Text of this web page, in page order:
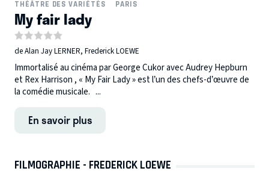
THÉÂTRE DES VARIÉTÉS
PARIS
My fair lady
de Alan Jay LERNER, Frederick LOEWE
Immortalisé au cinéma par George Cukor avec Audrey Hepburn
et Rex Harrison , « My Fair Lady » est l’un des chefs-d’œuvre de
la comédie musicale. ...
En savoir plus
FILMOGRAPHIE - FREDERICK LOEWE